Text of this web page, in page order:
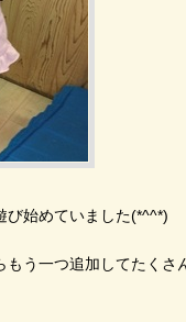
び始めていました(*^^*)
う一つ追加してたくさ